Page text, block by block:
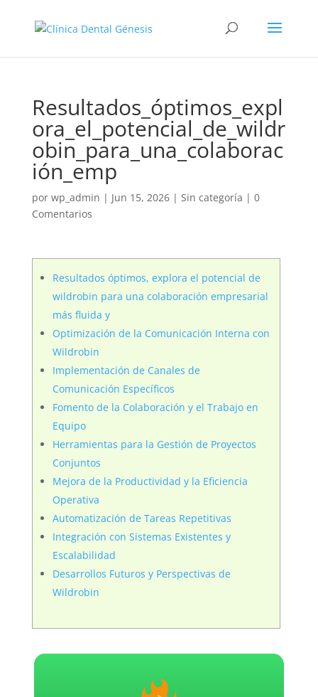
Resultados_óptimos_expl
ora_el_potencial_de_wildr
obin_para_una_colaborac
ión_emp
por wp_admin | Jun 15, 2026| Sin categoría | 0
Comentarios
Resultados óptimos, explora el potencial de
wildrobin para una colaboración empresarial
más fluida y
Optimización de la Comunicación Interna con
Wildrobin
Implementación de Canales de
Comunicación Específicos
Fomento de la Colaboración y el Trabajo en
Equipo
Herramientas para la Gestión de Proyectos
Conjuntos
Mejora de la Productividad y la Eficiencia
Operativa
Automatización de Tareas Repetitivas
Integración con Sistemas Existentes y
Escalabilidad
Desarrollos Futuros y Perspectivas de
Wildrobin